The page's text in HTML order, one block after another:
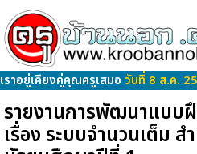
เราอยู่เคียงคู่คุณครูเสมอ วันที่ 8 ส.ค.
รายงานการพัฒนาแบ
เรื่อง ระบบจำนวนเต็ม